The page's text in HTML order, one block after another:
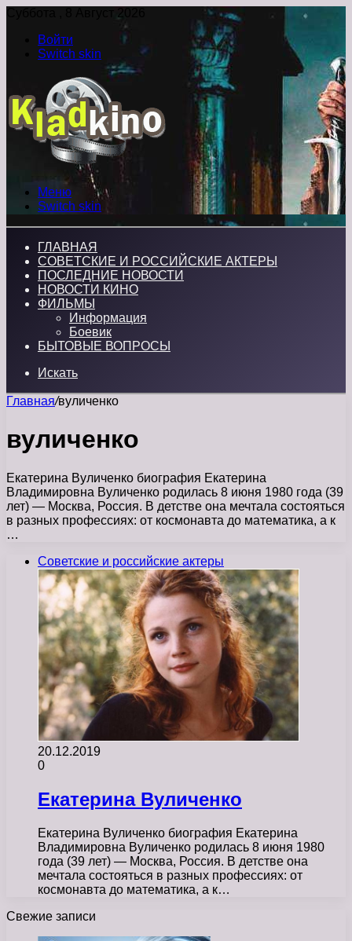
Суббота , 8 Август 2026
Войти
Switch skin
Меню
Switch skin
ГЛАВНАЯ
СОВЕТСКИЕ И РОССИЙСКИЕ АКТЕРЫ
ПОСЛЕДНИЕ НОВОСТИ
НОВОСТИ КИНО
ФИЛЬМЫ
Информация
Боевик
БЫТОВЫЕ ВОПРОСЫ
Искать
Главная/вуличенко
вуличенко
Екатерина Вуличенко биография Екатерина
Владимировна Вуличенко родилась 8 июня 1980 года (39
лет) — Москва, Россия. В детстве она мечтала состояться
в разных профессиях: от космонавта до математика, а к
…
Советские и российские актеры
20.12.2019
0
Екатерина Вуличенко
Екатерина Вуличенко биография Екатерина
Владимировна Вуличенко родилась 8 июня 1980
года (39 лет) — Москва, Россия. В детстве она
мечтала состояться в разных профессиях: от
космонавта до математика, а к…
Свежие записи